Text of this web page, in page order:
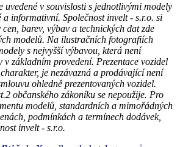
uvedené v souvislosti s jednotlivými modely
informativní. Společnost invelt - s.r.o. si
barev, výbav a technických dat zde
modelů. Na ilustračních fotografiích
s nejvyšší výbavou, která není
v základním provedení. Prezentace vozidel
je nezávazná a prodávající není
ohledně prezentovaných vozidel.
občanského zákoníku se nepoužije. Pro
modelů, standardních a mimořádných
podmínkách a termínech dodávek,
invelt - s.r.o.